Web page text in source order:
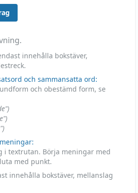
innehålla bokstäver,
och sammansatta ord:
och obestämd form, se
i textrutan. Börja meningar med
med punkt.
innehålla bokstäver, mellanslag